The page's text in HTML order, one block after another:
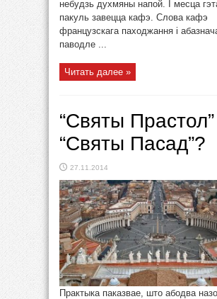
небудзь духмяны напой. І месца
пакуль завецца кафэ. Слова кафэ
французскага паходжання і
паводле ...
Читать далее »
“Святы Прастол”
“Святы Пасад”?
27.11.2014
Практыка паказвае, што абодва